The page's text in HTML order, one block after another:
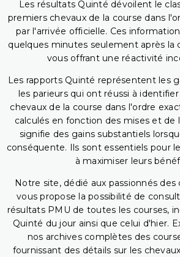
Les résultats Quinté dévoilent le
premiers chevaux de la course dans
par l'arrivée officielle. Ces
quelques minutes seulement après la
vous offrant une réactivité
Les rapports Quinté représentent les
les parieurs qui ont réussi à
chevaux de la course dans l'ordre
calculés en fonction des mises et de
signifie des gains substantiels
conséquente. Ils sont essentiels pour
à maximiser leurs
Notre site, dédié aux passionnés des
vous propose la possibilité de
résultats PMU de toutes les courses,
Quinté du jour ainsi que celui d'hier.
nos archives complètes des
fournissant des détails sur les